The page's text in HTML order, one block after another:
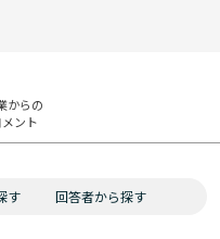
からの
メント
す 回答者から探す